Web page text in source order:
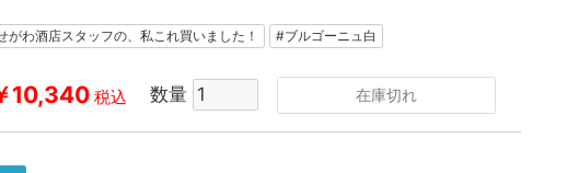
がわ酒店スタッフの、私これ買いました！ #ブルゴーニュ白
10,340 税込 数量 在庫切れ